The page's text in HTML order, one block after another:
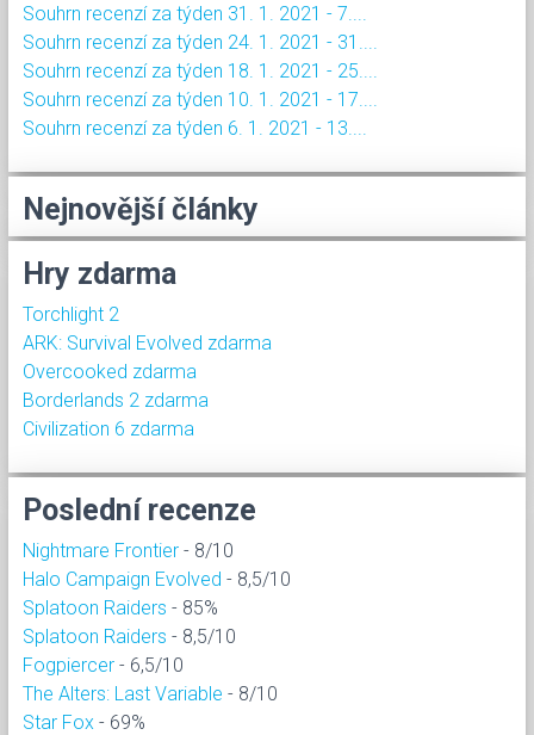
Souhrn recenzí za týden 31. 1. 2021 - 7....
Souhrn recenzí za týden 24. 1. 2021 - 31....
Souhrn recenzí za týden 18. 1. 2021 - 25....
Souhrn recenzí za týden 10. 1. 2021 - 17....
Souhrn recenzí za týden 6. 1. 2021 - 13....
Nejnovější články
Hry zdarma
Torchlight 2
ARK: Survival Evolved zdarma
Overcooked zdarma
Borderlands 2 zdarma
Civilization 6 zdarma
Poslední recenze
Nightmare Frontier - 8/10
Halo Campaign Evolved - 8,5/10
Splatoon Raiders - 85%
Splatoon Raiders - 8,5/10
Fogpiercer - 6,5/10
The Alters: Last Variable - 8/10
Star Fox - 69%